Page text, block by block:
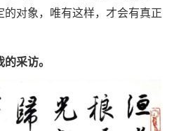
对象，唯有这样，才会有真正
采访。